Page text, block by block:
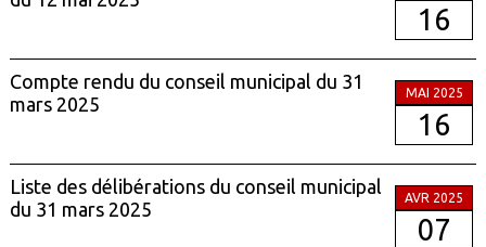
16
Compte rendu du conseil municipal du 31
mars 2025
MAI 2025
16
Liste des délibérations du conseil municipal
du 31 mars 2025
AVR 2025
07